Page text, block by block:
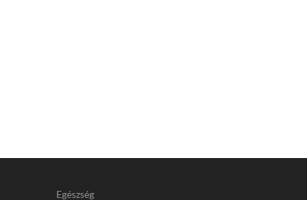
Egészség